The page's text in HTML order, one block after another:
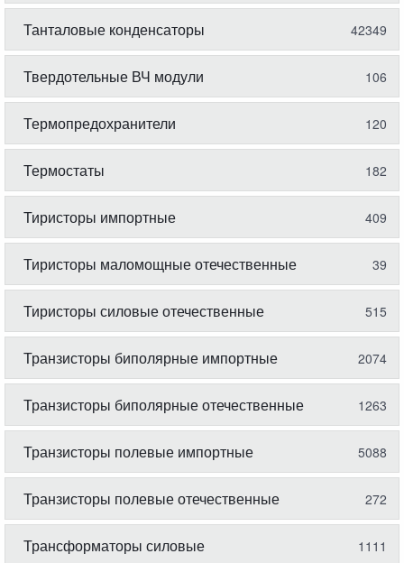
Танталовые конденсаторы 42349
Твердотельные ВЧ модули 106
Термопредохранители 120
Термостаты 182
Тиристоры импортные 409
Тиристоры маломощные отечественные 39
Тиристоры силовые отечественные 515
Транзисторы биполярные импортные 2074
Транзисторы биполярные отечественные 1263
Транзисторы полевые импортные 5088
Транзисторы полевые отечественные 272
Трансформаторы силовые 1111